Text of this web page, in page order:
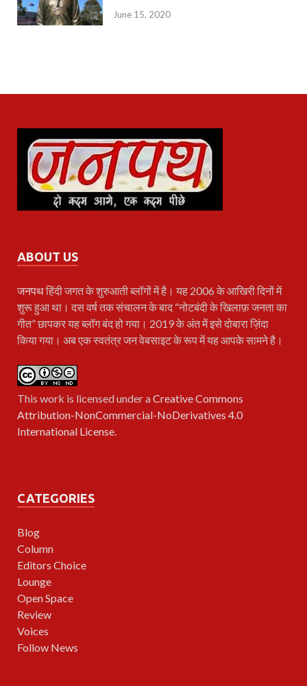
June 15, 2020
ABOUT US
जनपथहिंदी जगत के शुरुआती ब्लॉगों में है। यह 2006 के आखिरी दिनों में
शुरू हुआ था। दस वर्ष तक संचालन के बाद “नोटबंदी के खिलाफ़ जनता का
गीत” छापकर यह ब्लॉग बंद हो गया। 2019 के अंत में इसे दोबारा ज़िंदा
किया गया। अब एक स्वतंत्र जन वेबसाइट के रूप में यह आपके सामने है।
This work is licensed under aCreative Commons
Attribution-NonCommercial-NoDerivatives 4.0
International License.
CATEGORIES
Blog
Column
Editors Choice
Lounge
Open Space
Review
Voices
Follow News